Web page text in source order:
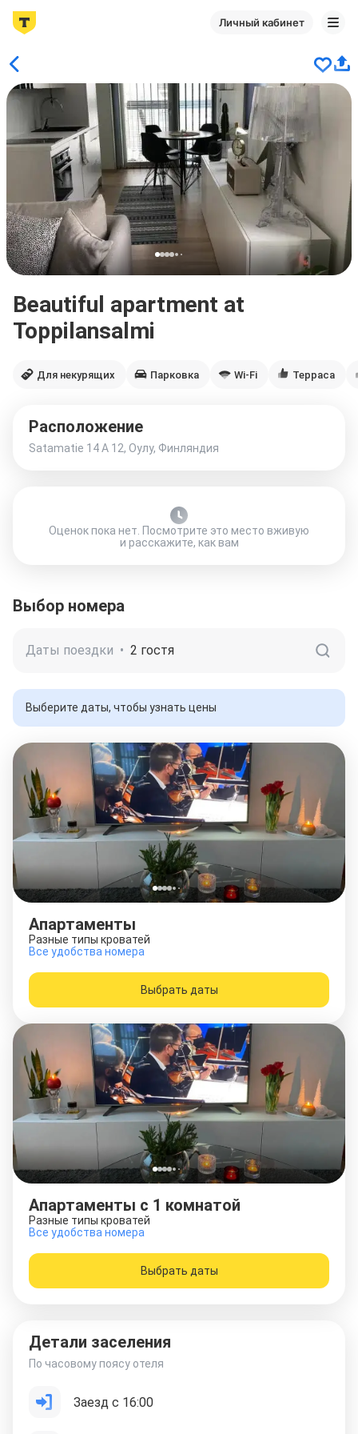
Личный кабинет
Beautiful apartment at
Toppilansalmi
Для некурящих Парковка Wi-Fi Терраса
Расположение
Satamatie 14 A 12, Оулу, Финляндия
Оценок пока нет. Посмотрите это место вживую
и расскажите, как вам
Выбор номера
Даты поездки • 2 гостя
Выберите даты, чтобы узнать цены
Апартаменты
Разные типы кроватей
Все удобства номера
Выбрать даты
Апартаменты c 1 комнатой
Разные типы кроватей
Все удобства номера
Выбрать даты
Детали заселения
По часовому поясу отеля
Заезд с 16:00